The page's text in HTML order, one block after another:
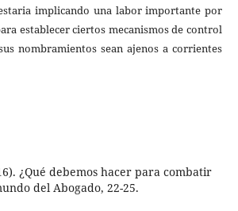
implicando una labor importante por
establecer ciertos mecanismos de control
nombramientos sean ajenos a corrientes
¿Qué debemos hacer para combatir
del Abogado, 22-25.